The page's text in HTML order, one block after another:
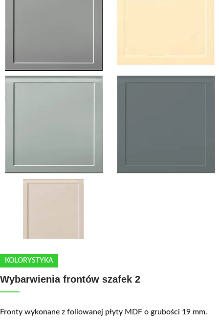
KOLORYSTYKA
Wybarwienia frontów szafek 2
Fronty wykonane z foliowanej płyty MDF o grubości 19 mm.